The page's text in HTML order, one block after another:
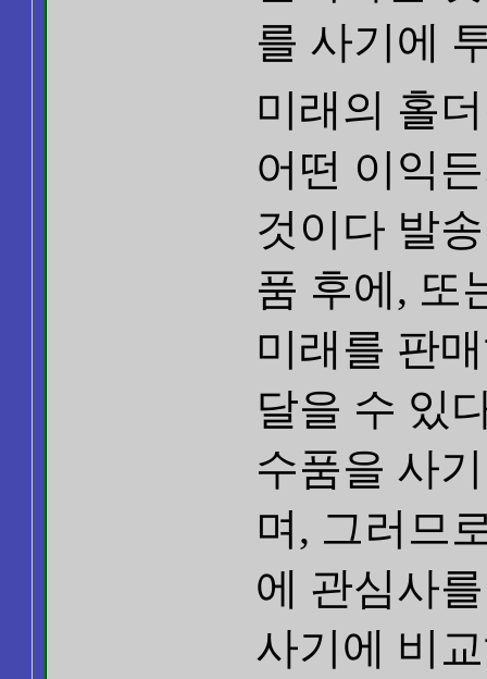
를 사기에
미래의 홀
어떤 이익
것이다 발
품 후에, 또
미래를 판
달을 수 있
수품을 사
며, 그러므
에 관심사
사기에 비